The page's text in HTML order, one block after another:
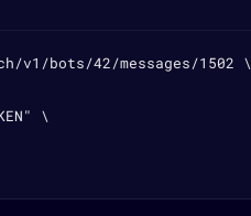
v1/bots/42/messages/1502 \
\